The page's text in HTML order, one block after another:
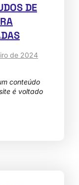
DE
de 2024
conteúdo
é voltado